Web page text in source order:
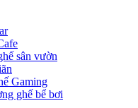
sân vườn
Gaming
ghế bể bơi